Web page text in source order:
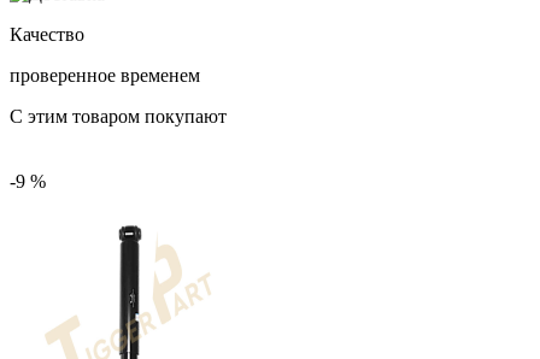
Качество
проверенное временем
С этим товаром покупают
-9 %